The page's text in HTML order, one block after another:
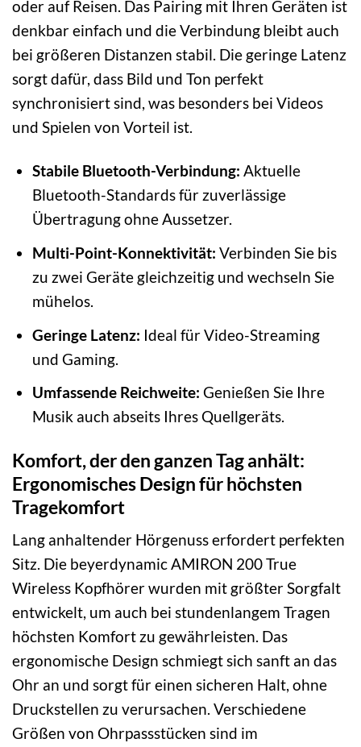
oder auf Reisen. Das Pairing mit Ihren Geräten ist
denkbar einfach und die Verbindung bleibt auch
bei größeren Distanzen stabil. Die geringe Latenz
sorgt dafür, dass Bild und Ton perfekt
synchronisiert sind, was besonders bei Videos
und Spielen von Vorteil ist.
Stabile Bluetooth-Verbindung: Aktuelle
Bluetooth-Standards für zuverlässige
Übertragung ohne Aussetzer.
Multi-Point-Konnektivität: Verbinden Sie bis
zu zwei Geräte gleichzeitig und wechseln Sie
mühelos.
Geringe Latenz: Ideal für Video-Streaming
und Gaming.
Umfassende Reichweite: Genießen Sie Ihre
Musik auch abseits Ihres Quellgeräts.
Komfort, der den ganzen Tag anhält:
Ergonomisches Design für höchsten
Tragekomfort
Lang anhaltender Hörgenuss erfordert perfekten
Sitz. Die beyerdynamic AMIRON 200 True
Wireless Kopfhörer wurden mit größter Sorgfalt
entwickelt, um auch bei stundenlangem Tragen
höchsten Komfort zu gewährleisten. Das
ergonomische Design schmiegt sich sanft an das
Ohr an und sorgt für einen sicheren Halt, ohne
Druckstellen zu verursachen. Verschiedene
Größen von Ohrpassstücken sind im